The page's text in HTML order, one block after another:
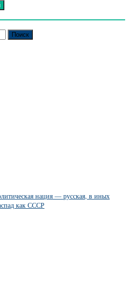
нация — русская, в иных
как СССР